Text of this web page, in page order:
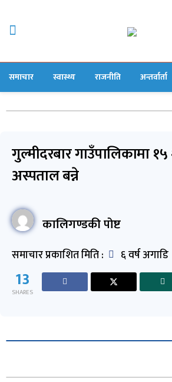
समाचार स्वास्थ्य राजनीति अन्तर्वार्ता
गुल्मीदरबार गाउँपालिकामा
अस्पताल बन्ने
कालिगण्डकी पोष्ट
समाचार प्रकाशित मिति : ६ वर्ष अगाडि
13
SHARES